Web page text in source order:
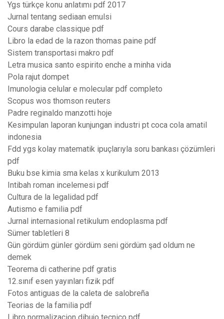
Ygs türkçe konu anlatımı pdf 2017
Jurnal tentang sediaan emulsi
Cours darabe classique pdf
Libro la edad de la razon thomas paine pdf
Sistem transportasi makro pdf
Letra musica santo espirito enche a minha vida
Pola rajut dompet
Imunologia celular e molecular pdf completo
Scopus wos thomson reuters
Padre reginaldo manzotti hoje
Kesimpulan laporan kunjungan industri pt coca cola amatil
indonesia
Fdd ygs kolay matematik ipuçlarıyla soru bankası çözümleri
pdf
Buku bse kimia sma kelas x kurikulum 2013
Intibah roman incelemesi pdf
Cultura de la legalidad pdf
Autismo e familia pdf
Jurnal internasional retikulum endoplasma pdf
Sümer tabletleri 8
Gün gördüm günler gördüm seni gördüm şad oldum ne
demek
Teorema di catherine pdf gratis
12.sınıf esen yayınları fizik pdf
Fotos antiguas de la caleta de salobreña
Teorias de la familia pdf